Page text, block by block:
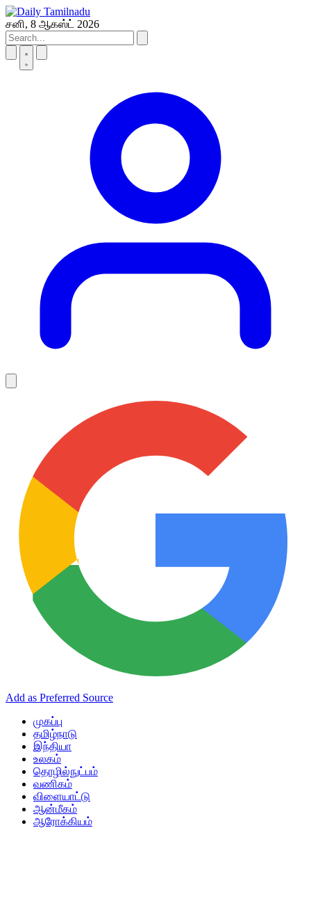
Skip
to
content
சனி, 8 ஆகஸ்ட் 2026
Add as Preferred Source
முகப்பு
தமிழ்நாடு
இந்தியா
உலகம்
தொழில்நுட்பம்
வணிகம்
விளையாட்டு
ஆன்மீகம்
ஆரோக்கியம்